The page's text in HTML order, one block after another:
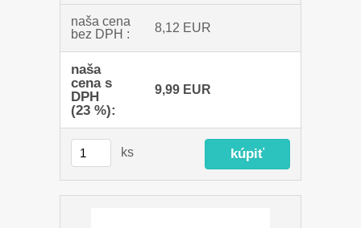
naša cena
bez DPH :
8,12 EUR
naša
cena s
DPH
(23 %):
9,99 EUR
ks